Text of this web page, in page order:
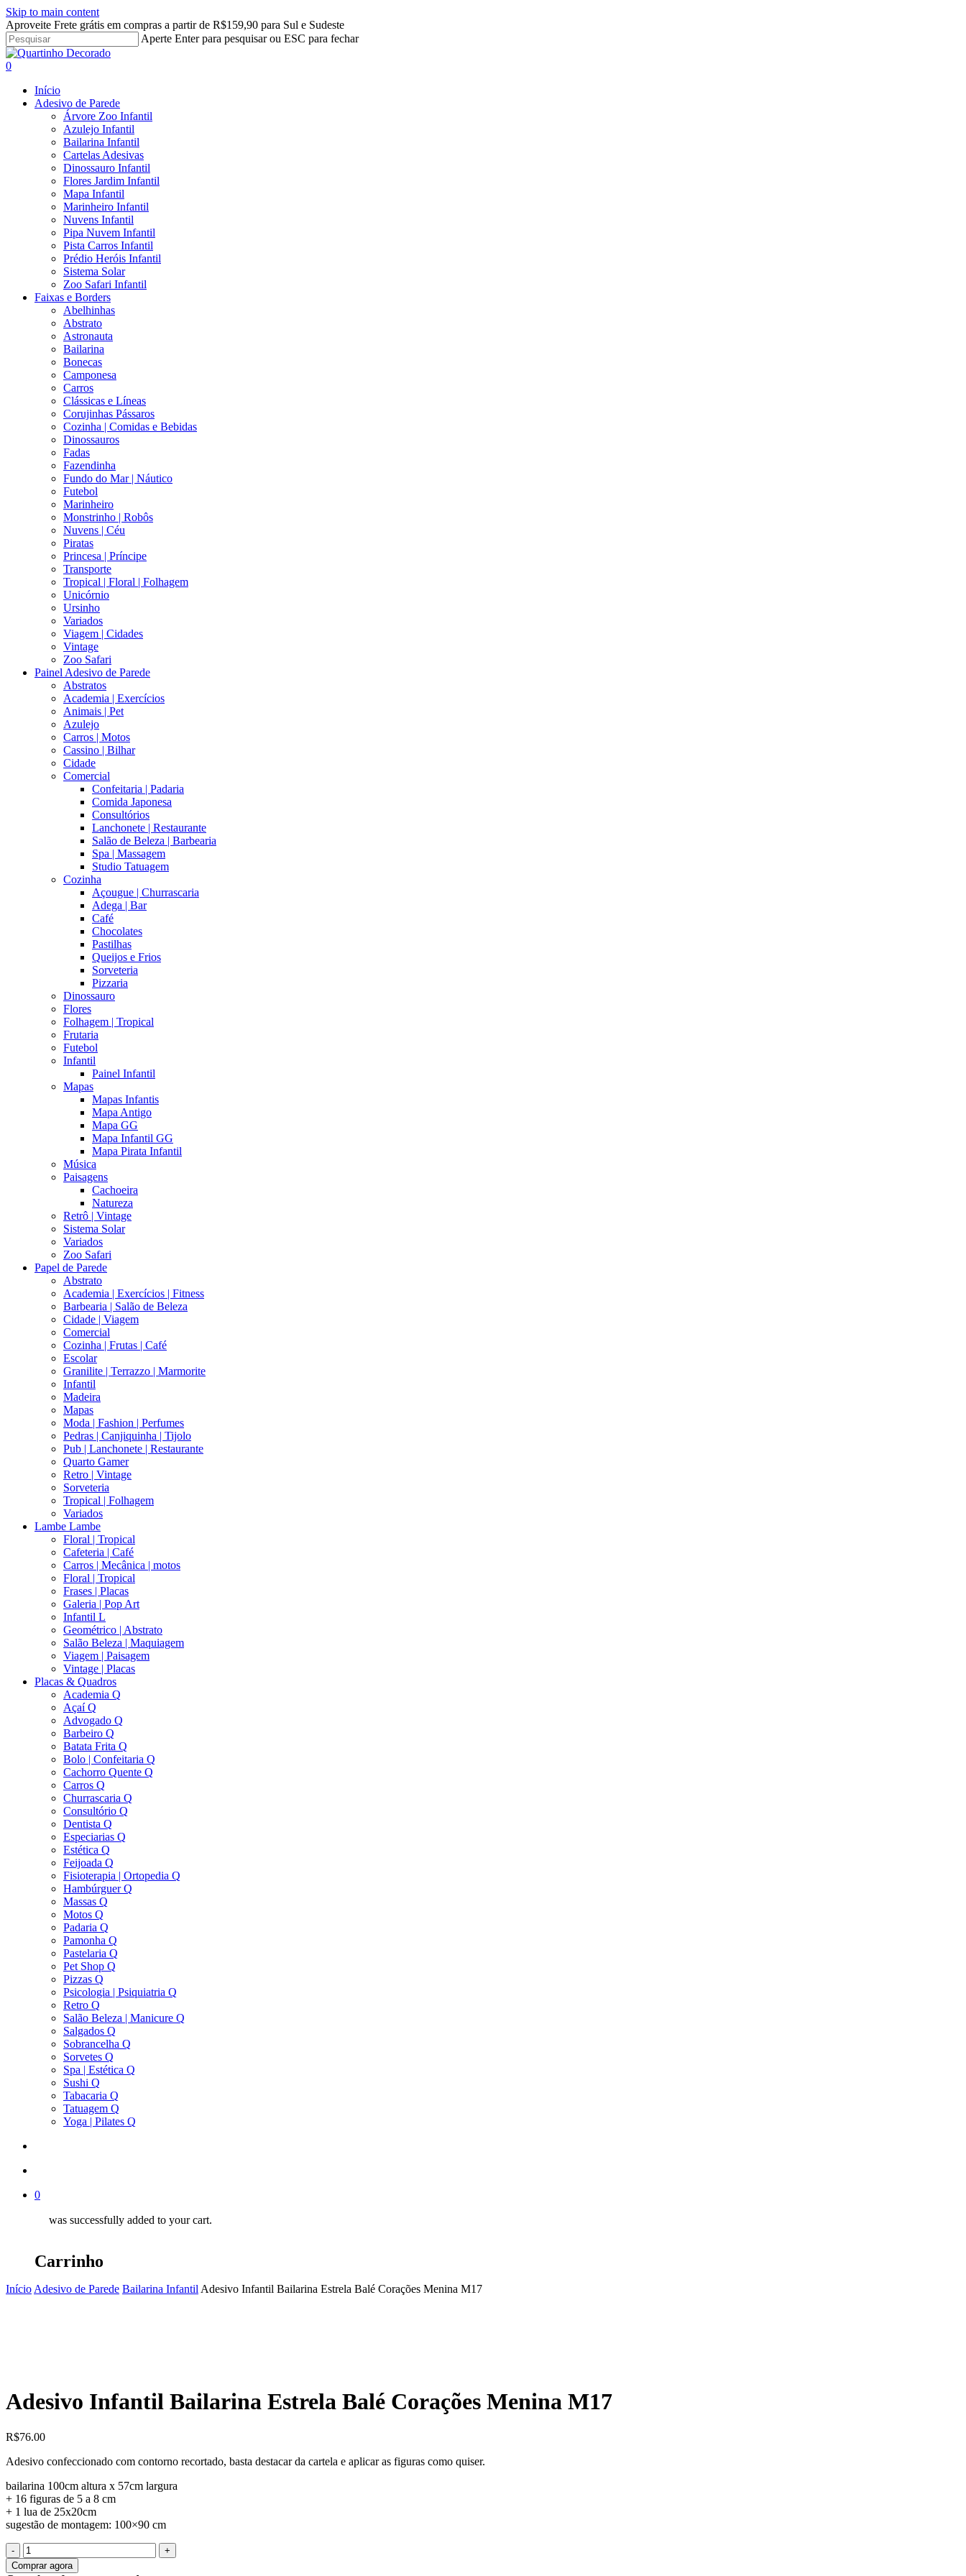
Skip to main content
Aproveite Frete grátis em compras a partir de R$159,90 para Sul e Sudeste
Aperte Enter para pesquisar ou ESC para fechar
Close
Search
search
account
0
Início
Adesivo de Parede
Árvore Zoo Infantil
Azulejo Infantil
Bailarina Infantil
Cartelas Adesivas
Dinossauro Infantil
Flores Jardim Infantil
Mapa Infantil
Marinheiro Infantil
Nuvens Infantil
Pipa Nuvem Infantil
Pista Carros Infantil
Prédio Heróis Infantil
Sistema Solar
Zoo Safari Infantil
Faixas e Borders
Abelhinhas
Abstrato
Astronauta
Bailarina
Bonecas
Camponesa
Carros
Clássicas e Líneas
Corujinhas Pássaros
Cozinha | Comidas e Bebidas
Dinossauros
Fadas
Fazendinha
Fundo do Mar | Náutico
Futebol
Marinheiro
Monstrinho | Robôs
Nuvens | Céu
Piratas
Princesa | Príncipe
Transporte
Tropical | Floral | Folhagem
Unicórnio
Ursinho
Variados
Viagem | Cidades
Vintage
Zoo Safari
Painel Adesivo de Parede
Abstratos
Academia | Exercícios
Animais | Pet
Azulejo
Carros | Motos
Cassino | Bilhar
Cidade
Comercial
Confeitaria | Padaria
Comida Japonesa
Consultórios
Lanchonete | Restaurante
Salão de Beleza | Barbearia
Spa | Massagem
Studio Tatuagem
Cozinha
Açougue | Churrascaria
Adega | Bar
Café
Chocolates
Pastilhas
Queijos e Frios
Sorveteria
Pizzaria
Dinossauro
Flores
Folhagem | Tropical
Frutaria
Futebol
Infantil
Painel Infantil
Mapas
Mapas Infantis
Mapa Antigo
Mapa GG
Mapa Infantil GG
Mapa Pirata Infantil
Música
Paisagens
Cachoeira
Natureza
Retrô | Vintage
Sistema Solar
Variados
Zoo Safari
Papel de Parede
Abstrato
Academia | Exercícios | Fitness
Barbearia | Salão de Beleza
Cidade | Viagem
Comercial
Cozinha | Frutas | Café
Escolar
Granilite | Terrazzo | Marmorite
Infantil
Madeira
Mapas
Moda | Fashion | Perfumes
Pedras | Canjiquinha | Tijolo
Pub | Lanchonete | Restaurante
Quarto Gamer
Retro | Vintage
Sorveteria
Tropical | Folhagem
Variados
Lambe Lambe
Floral | Tropical
Cafeteria | Café
Carros | Mecânica | motos
Floral | Tropical
Frases | Placas
Galeria | Pop Art
Infantil L
Geométrico | Abstrato
Salão Beleza | Maquiagem
Viagem | Paisagem
Vintage | Placas
Placas & Quadros
Academia Q
Açaí Q
Advogado Q
Barbeiro Q
Batata Frita Q
Bolo | Confeitaria Q
Cachorro Quente Q
Carros Q
Churrascaria Q
Consultório Q
Dentista Q
Especiarias Q
Estética Q
Feijoada Q
Fisioterapia | Ortopedia Q
Hambúrguer Q
Massas Q
Motos Q
Padaria Q
Pamonha Q
Pastelaria Q
Pet Shop Q
Pizzas Q
Psicologia | Psiquiatria Q
Retro Q
Salão Beleza | Manicure Q
Salgados Q
Sobrancelha Q
Sorvetes Q
Spa | Estética Q
Sushi Q
Tabacaria Q
Tatuagem Q
Yoga | Pilates Q
0
was successfully added to your cart.
Carrinho
Início Adesivo de Parede Bailarina Infantil Adesivo Infantil Bailarina Estrela Balé Corações Menina M17
Adesivo Infantil Bailarina Estrela Balé Corações Menina M17
R$76.00
Adesivo confeccionado com contorno recortado, basta destacar da cartela e aplicar as figuras como quiser.
bailarina 100cm altura x 57cm largura
+ 16 figuras de 5 a 8 cm
+ 1 lua de 25x20cm
sugestão de montagem: 100×90 cm
Quantidade
de
Comprar agora